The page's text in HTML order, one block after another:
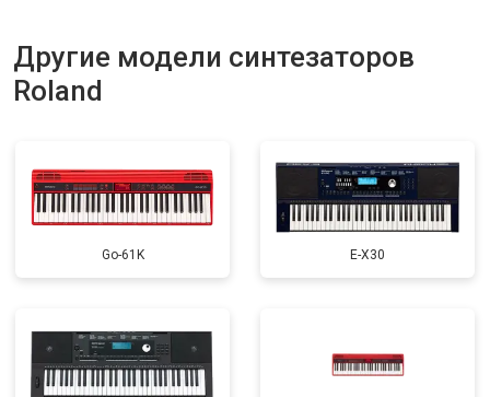
Прошивка (Обновление ПО) от 1000 ₽ Заказать
Замена экрана
Другие модели синтезаторов
Roland
Go-61K E-X30